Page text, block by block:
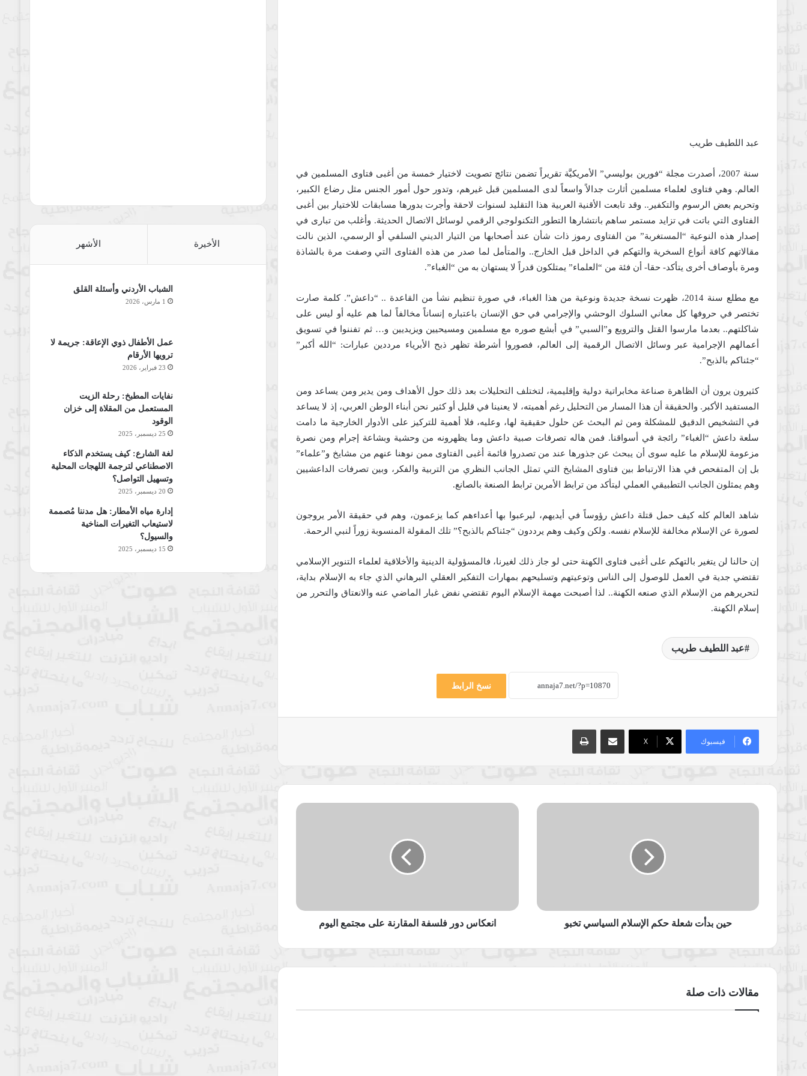
عبد اللطيف طريب
سنة 2007، أصدرت مجلة “فورين بوليسي” الأمريكيَّة تقريراً تضمن نتائج تصويت لاختيار خمسة من أغبى فتاوى المسلمين في
العالم. وهي فتاوى لعلماء مسلمين أثارت جدالاً واسعاً لدى المسلمين قبل غيرهم، وتدور حول أمور الجنس مثل رضاع الكبير،
وتحريم بعض الرسوم والتكفير.. وقد تابعت الأقنية العربية هذا التقليد لسنوات لاحقة وأجرت بدورها مسابقات للاختيار بين أغبى
الفتاوى التي باتت في تزايد مستمر ساهم بانتشارها التطور التكنولوجي الرقمي لوسائل الاتصال الحديثة. وأغلب من تبارى في
إصدار هذه النوعية “المستغربة” من الفتاوى رموز ذات شأن عند أصحابها من التيار الديني السلفي أو الرسمي، الذين نالت
مقالاتهم كافة أنواع السخرية والتهكم في الداخل قبل الخارج.. والمتأمل لما صدر من هذه الفتاوى التي وصفت مرة بالشاذة
ومرة بأوصاف أخرى يتأكد- حقا- أن فئة من “العلماء” يمتلكون قدراً لا يستهان به من “الغباء”.
مع مطلع سنة 2014، ظهرت نسخة جديدة ونوعية من هذا الغباء، في صورة تنظيم نشأ من القاعدة .. “داعش”. كلمة صارت
تختصر في حروفها كل معاني السلوك الوحشي والإجرامي في حق الإنسان باعتباره إنساناً مخالفاً لما هم عليه أو ليس على
شاكلتهم.. بعدما مارسوا القتل والترويع و”السبي” في أبشع صوره مع مسلمين ومسيحيين ويزيديين و… ثم تفننوا في تسويق
أعمالهم الإجرامية عبر وسائل الاتصال الرقمية إلى العالم، فصوروا أشرطة تظهر ذبح الأبرياء مرددين عبارات: “الله أكبر”
“جئناكم بالذبح”.
كثيرون يرون أن الظاهرة صناعة مخابراتية دولية وإقليمية، لتختلف التحليلات بعد ذلك حول الأهداف ومن يدير ومن يساعد ومن
المستفيد الأكبر. والحقيقة أن هذا المسار من التحليل رغم أهميته، لا يعنينا في قليل أو كثير نحن أبناء الوطن العربي، إذ لا يساعد
في التشخيص الدقيق للمشكلة ومن ثم البحث عن حلول حقيقية لها، وعليه، فلا أهمية للتركيز على الأدوار الخارجية ما دامت
سلعة داعش “الغباء” رائجة في أسواقنا. فمن هاله تصرفات صبية داعش وما يظهرونه من وحشية وبشاعة إجرام ومن نصرة
مزعومة للإسلام ما عليه سوى أن يبحث عن جذورها عند من تصدروا قائمة أغبى الفتاوى ممن نوهنا عنهم من مشايخ و”علماء”
بل إن المتفحص في هذا الارتباط بين فتاوى المشايخ التي تمثل الجانب النظري من التربية والفكر، وبين تصرفات الداعشيين
وهم يمثلون الجانب التطبيقي العملي ليتأكد من ترابط الأمرين ترابط الصنعة بالصانع.
شاهد العالم كله كيف حمل قتلة داعش رؤوساً في أيديهم، ليرعبوا بها أعداءهم كما يزعمون، وهم في حقيقة الأمر يروجون
لصورة عن الإسلام مخالفة للإسلام نفسه. ولكن وكيف وهم يرددون “جئناكم بالذبح؟” تلك المقولة المنسوبة زوراً لنبي الرحمة.
إن حالنا لن يتغير بالتهكم على أغبى فتاوى الكهنة حتى لو جاز ذلك لغيرنا، فالمسؤولية الدينية والأخلاقية لعلماء التنوير الإسلامي
تقتضي جدية في العمل للوصول إلى الناس وتوعيتهم وتسليحهم بمهارات التفكير العقلي البرهاني الذي جاء به الإسلام بداية،
لتحريرهم من الإسلام الذي صنعه الكهنة.. لذا أصبحت مهمة الإسلام اليوم تقتضي نفض غبار الماضي عنه والانعتاق والتحرر من
إسلام الكهنة.
عبد اللطيف طريب
نسخ الرابط
فيسبوك ‫X
مشاركة عبر البريد طباعة
حين
حين بدأت شعلة حكم الإسلام السياسي تخبو
انعكاس
انعكاس دور فلسفة المقارنة على مجتمع اليوم
مقالات ذات صلة
الأخيرة الأشهر
الشباب الأردني وأسئلة القلق
1 مارس، 2026
عمل الأطفال ذوي الإعاقة: جريمة لا
ترويها الأرقام
23 فبراير، 2026
نفايات المطبخ: رحلة الزيت
المستعمل من المقلاة إلى خزان
الوقود
25 ديسمبر، 2025
لغة الشارع: كيف يستخدم الذكاء
الاصطناعي لترجمة اللهجات المحلية
وتسهيل التواصل؟
20 ديسمبر، 2025
إدارة مياه الأمطار: هل مدننا مُصممة
لاستيعاب التغيرات المناخية
والسيول؟
15 ديسمبر، 2025